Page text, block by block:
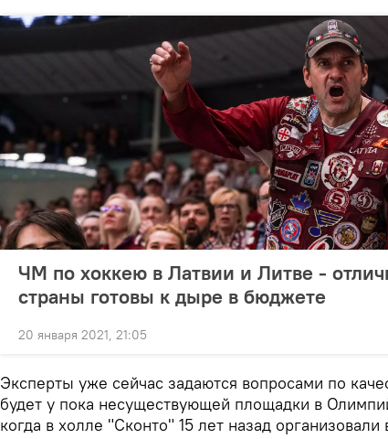
ЧМ по хоккею в Латвии и Литве -
страны готовы к дыре в бюджете
20 января 2021, 21:05
Эксперты уже сейчас задаются вопросами по
будет у пока несуществующей площадки в
когда в холле "Сконто" 15 лет назад